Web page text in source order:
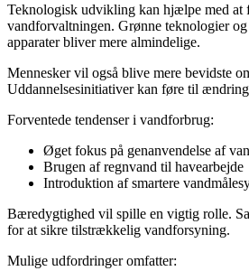
Teknologisk udvikling kan hjælpe med at
vandforvaltningen. Grønne teknologier og
apparater bliver mere almindelige.
Mennesker vil også blive mere bevidste
Uddannelsesinitiativer kan føre til
Forventede tendenser i vandforbrug:
Øget fokus på genanvendelse af
Brugen af regnvand til havearbejde
Introduktion af smartere
Bæredygtighed vil spille en vigtig rolle.
for at sikre tilstrækkelig vandforsyning.
Mulige udfordringer omfatter: